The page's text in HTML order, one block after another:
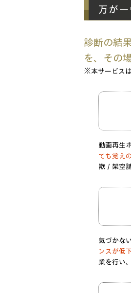
万が
診断の結
を、その
※本サービスは
動画再生
ても覚え
欺／架空
気づかな
ンスが低
業を行い